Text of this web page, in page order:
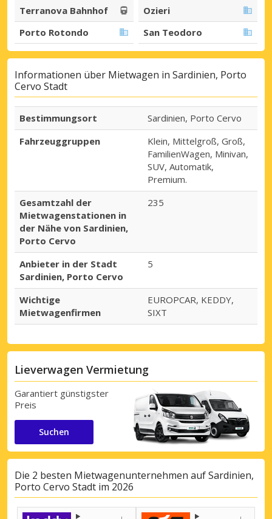
Terranova Bahnhof
Ozieri
Porto Rotondo
San Teodoro
Informationen über Mietwagen in Sardinien, Porto
Cervo Stadt
Bestimmungsort
Sardinien, Porto Cervo
Fahrzeuggruppen
Klein, Mittelgroß, Groß,
FamilienWagen, Minivan,
SUV, Automatik,
Premium.
Gesamtzahl der
Mietwagenstationen in
der Nähe von Sardinien,
Porto Cervo
235
Anbieter in der Stadt
Sardinien, Porto Cervo
5
Wichtige
Mietwagenfirmen
EUROPCAR, KEDDY,
SIXT
Lieverwagen Vermietung
Garantiert günstigster
Preis
Suchen
Die 2 besten Mietwagenunternehmen auf Sardinien,
Porto Cervo Stadt im 2026